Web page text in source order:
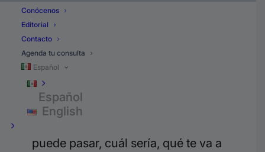
Conócenos
Editorial
Contacto
Agenda tu consulta
Español
Español
English
inmigración
notario te haya llenado tus papeles
por ejemplo para la residencia o tu
abogado pero la preparación es
clave porque tú necesitas saber qué
es lo mejor y qué es lo peor que
puede pasar, cuál sería, qué te va a